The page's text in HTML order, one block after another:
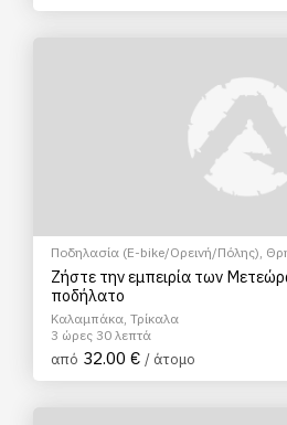
Ποδηλασία (E-bike/Ορεινή/Πόλης),
Ξεναγήσεις/Αξιοθέατα
Πολιτιστικά -
Ζήστε την εμπειρία των
ποδήλατο
Καλαμπάκα, Τρίκαλα
3 ώρες 30 λεπτά
από 32.00 € / άτομο